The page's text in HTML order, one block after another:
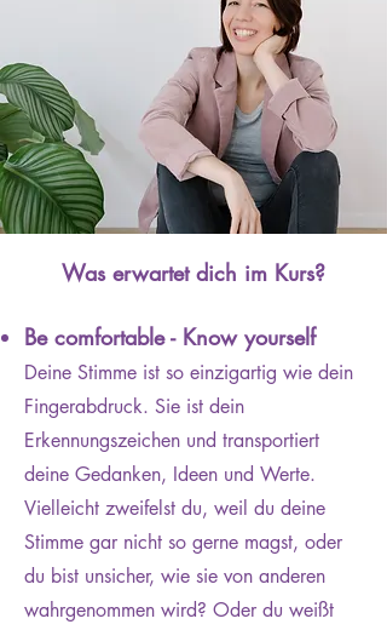
Be comfortable - Know yourself:
Haltungen, Antreiber, stimmiger
Körper
Be sure - Precise & Grow yourself:
Atem, Stimmklang, Sprechweise
Be bold - Show yourself:
Souveräne und klare Körpersprache
Was erwartet dich im Kurs?
Be comfortable - Know yourself
Deine Stimme ist so einzigartig wie dein
Fingerabdruck. Sie ist dein
Erkennungszeichen und transportiert
deine Gedanken, Ideen und Werte.
Vielleicht zweifelst du, weil du deine
Stimme gar nicht so gerne magst, oder
du bist unsicher, wie sie von anderen
wahrgenommen wird? Oder du weißt